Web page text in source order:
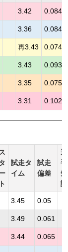
3.42 0.084
3.36 0.084
再3.43 0.074
3.43 0.093
3.35 0.075
3.31 0.102
ス
ト
試走タ
イム
試走
偏差
選
手
短
評
3.45 0.05
3.49 0.061
3.44 0.065